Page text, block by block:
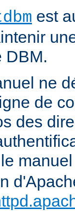
est
DBM.
ne
de
des